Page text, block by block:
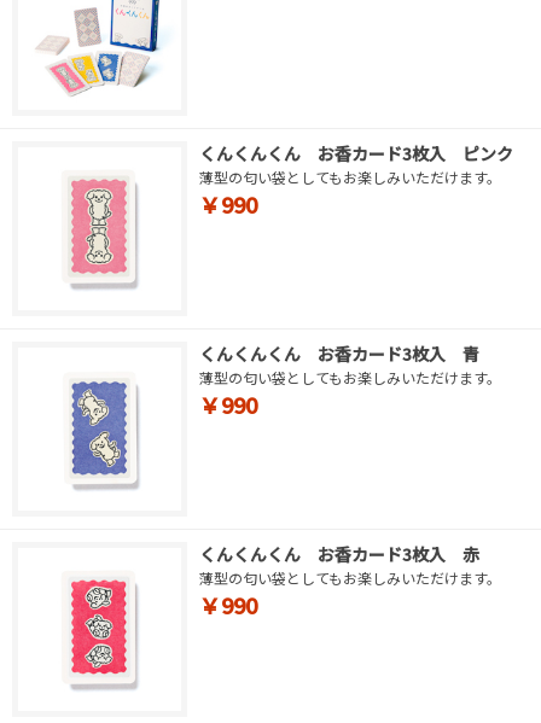
くんくんくん お香カード3枚入 ピンク
薄型の匂い袋としてもお楽しみいただけます。
￥990
くんくんくん お香カード3枚入 青
薄型の匂い袋としてもお楽しみいただけます。
￥990
くんくんくん お香カード3枚入 赤
薄型の匂い袋としてもお楽しみいただけます。
￥990